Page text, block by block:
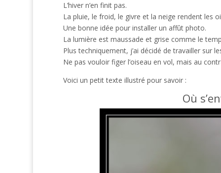
L’hiver n’en finit pas.
La pluie, le froid, le givre et la neige rendent les
Une bonne idée pour installer un affût photo.
La lumière est maussade et grise comme le
Plus techniquement, j’ai décidé de travailler sur
Ne pas vouloir figer l’oiseau en vol, mais au
Voici un petit texte illustré pour savoir :
Où